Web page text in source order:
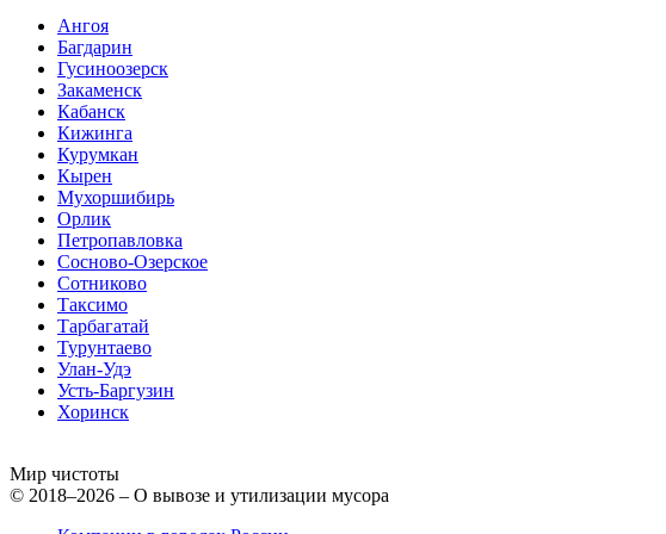
Ангоя
Багдарин
Гусиноозерск
Закаменск
Кабанск
Кижинга
Курумкан
Кырен
Мухоршибирь
Орлик
Петропавловка
Сосново-Озерское
Сотниково
Таксимо
Тарбагатай
Турунтаево
Улан-Удэ
Усть-Баргузин
Хоринск
Мир чистоты
© 2018–2026 – О вывозе и утилизации мусора